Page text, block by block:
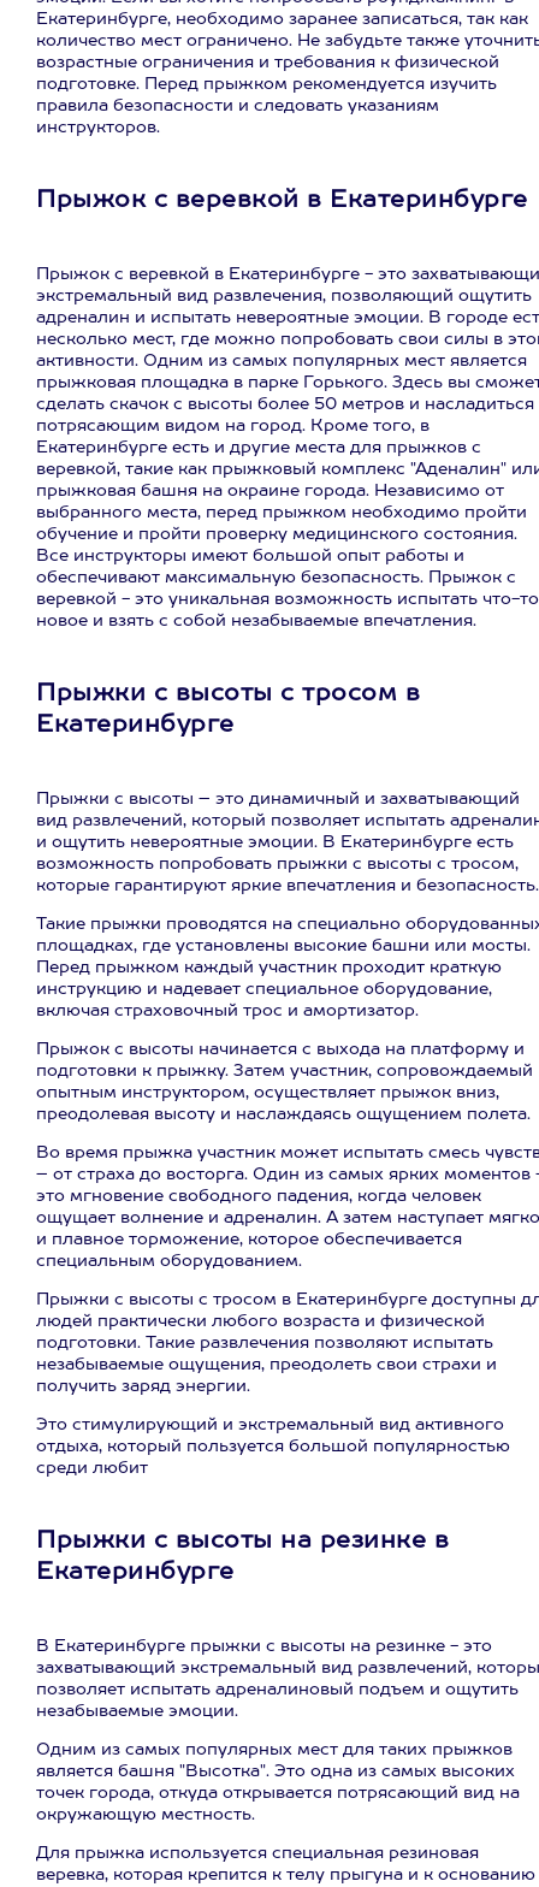
Екатеринбурге, необходимо заранее записаться, так как
количество мест ограничено. Не забудьте также
возрастные ограничения и требования к физической
подготовке. Перед прыжком рекомендуется изучить
правила безопасности и следовать указаниям
инструкторов.
Прыжок с веревкой в Екатеринбурге
Прыжок с веревкой в Екатеринбурге - это
экстремальный вид развлечения, позволяющий ощутить
адреналин и испытать невероятные эмоции. В городе
несколько мест, где можно попробовать свои силы в
активности. Одним из самых популярных мест является
прыжковая площадка в парке Горького. Здесь вы
сделать скачок с высоты более 50 метров и насладиться
потрясающим видом на город. Кроме того, в
Екатеринбурге есть и другие места для прыжков с
веревкой, такие как прыжковый комплекс "Аденалин"
прыжковая башня на окраине города. Независимо от
выбранного места, перед прыжком необходимо пройти
обучение и пройти проверку медицинского состояния.
Все инструкторы имеют большой опыт работы и
обеспечивают максимальную безопасность. Прыжок с
веревкой - это уникальная возможность испытать что-то
новое и взять с собой незабываемые впечатления.
Прыжки с высоты с тросом в
Екатеринбурге
Прыжки с высоты – это динамичный и захватывающий
вид развлечений, который позволяет испытать
и ощутить невероятные эмоции. В Екатеринбурге есть
возможность попробовать прыжки с высоты с тросом,
которые гарантируют яркие впечатления и безопасность.
Такие прыжки проводятся на специально
площадках, где установлены высокие башни или мосты.
Перед прыжком каждый участник проходит краткую
инструкцию и надевает специальное оборудование,
включая страховочный трос и амортизатор.
Прыжок с высоты начинается с выхода на платформу и
подготовки к прыжку. Затем участник, сопровождаемый
опытным инструктором, осуществляет прыжок вниз,
преодолевая высоту и наслаждаясь ощущением полета.
Во время прыжка участник может испытать смесь
– от страха до восторга. Один из самых ярких моментов
это мгновение свободного падения, когда человек
ощущает волнение и адреналин. А затем наступает
и плавное торможение, которое обеспечивается
специальным оборудованием.
Прыжки с высоты с тросом в Екатеринбурге доступны
людей практически любого возраста и физической
подготовки. Такие развлечения позволяют испытать
незабываемые ощущения, преодолеть свои страхи и
получить заряд энергии.
Это стимулирующий и экстремальный вид активного
отдыха, который пользуется большой популярностью
среди любит
Прыжки с высоты на резинке в
Екатеринбурге
В Екатеринбурге прыжки с высоты на резинке - это
захватывающий экстремальный вид развлечений,
позволяет испытать адреналиновый подъем и ощутить
незабываемые эмоции.
Одним из самых популярных мест для таких прыжков
является башня "Высотка". Это одна из самых высоких
точек города, откуда открывается потрясающий вид на
окружающую местность.
Для прыжка используется специальная резиновая
веревка, которая крепится к телу прыгуна и к основанию